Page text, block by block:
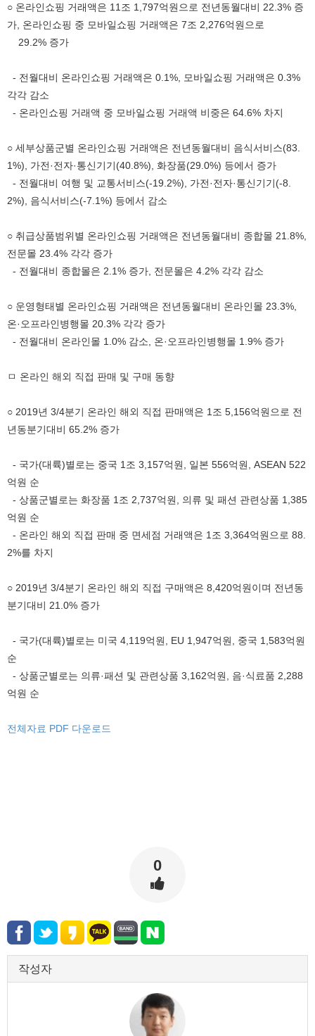
○ 온라인쇼핑 거래액은 11조 1,797억원으로 전년동월대비 22.3% 증
가, 온라인쇼핑 중 모바일쇼핑 거래액은 7조 2,276억원으로
29.2% 증가
- 전월대비 온라인쇼핑 거래액은 0.1%, 모바일쇼핑 거래액은 0.3%
각각 감소
- 온라인쇼핑 거래액 중 모바일쇼핑 거래액 비중은 64.6% 차지
○ 세부상품군별 온라인쇼핑 거래액은 전년동월대비 음식서비스(83.
1%), 가전·전자·통신기기(40.8%), 화장품(29.0%) 등에서 증가
- 전월대비 여행 및 교통서비스(-19.2%), 가전·전자·통신기기(-8.
2%), 음식서비스(-7.1%) 등에서 감소
○ 취급상품범위별 온라인쇼핑 거래액은 전년동월대비 종합몰 21.8%,
전문몰 23.4% 각각 증가
- 전월대비 종합몰은 2.1% 증가, 전문몰은 4.2% 각각 감소
○ 운영형태별 온라인쇼핑 거래액은 전년동월대비 온라인몰 23.3%,
온·오프라인병행몰 20.3% 각각 증가
- 전월대비 온라인몰 1.0% 감소, 온·오프라인병행몰 1.9% 증가
ㅁ 온라인 해외 직접 판매 및 구매 동향
○ 2019년 3/4분기 온라인 해외 직접 판매액은 1조 5,156억원으로 전
년동분기대비 65.2% 증가
- 국가(대륙)별로는 중국 1조 3,157억원, 일본 556억원, ASEAN 522
억원 순
- 상품군별로는 화장품 1조 2,737억원, 의류 및 패션 관련상품 1,385
억원 순
- 온라인 해외 직접 판매 중 면세점 거래액은 1조 3,364억원으로 88.
2%를 차지
○ 2019년 3/4분기 온라인 해외 직접 구매액은 8,420억원이며 전년동
분기대비 21.0% 증가
- 국가(대륙)별로는 미국 4,119억원, EU 1,947억원, 중국 1,583억원
순
- 상품군별로는 의류·패션 및 관련상품 3,162억원, 음·식료품 2,288
억원 순
전체자료 PDF 다운로드
0
작성자